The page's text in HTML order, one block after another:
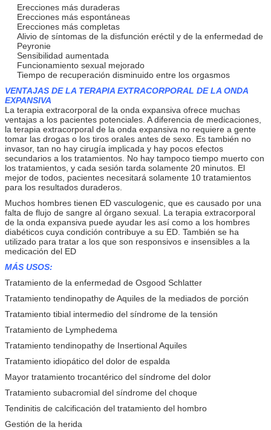
Deja un mensaje
¡Te llamaremos pronto!
Erecciones más duraderas
Erecciones más espontáneas
Erecciones más completas
Alivio de síntomas de la disfunción eréctil y de la enfermedad de
Peyronie
Sensibilidad aumentada
Funcionamiento sexual mejorado
Tiempo de recuperación disminuido entre los orgasmos
VENTAJAS DE LA TERAPIA EXTRACORPORAL DE LA ONDA
EXPANSIVA
La terapia extracorporal de la onda expansiva ofrece muchas
ventajas a los pacientes potenciales. A diferencia de medicaciones,
la terapia extracorporal de la onda expansiva no requiere a gente
tomar las drogas o los tiros orales antes de sexo. Es también no
invasor, tan no hay cirugía implicada y hay pocos efectos
secundarios a los tratamientos. No hay tampoco tiempo muerto con
los tratamientos, y cada sesión tarda solamente 20 minutos. El
mejor de todos, pacientes necesitará solamente 10 tratamientos
para los resultados duraderos.
Muchos hombres tienen ED vasculogenic, que es causado por una
falta de flujo de sangre al órgano sexual. La terapia extracorporal
de la onda expansiva puede ayudar les así como a los hombres
diabéticos cuya condición contribuye a su ED. También se ha
utilizado para tratar a los que son responsivos e insensibles a la
medicación del ED
MÁS USOS:
Tratamiento de la enfermedad de Osgood Schlatter
Tratamiento tendinopathy de Aquiles de la mediados de porción
Tratamiento tibial intermedio del síndrome de la tensión
Tratamiento de Lymphedema
Tratamiento tendinopathy de Insertional Aquiles
Tratamiento idiopático del dolor de espalda
Mayor tratamiento trocantérico del síndrome del dolor
Tratamiento subacromial del síndrome del choque
Tendinitis de calcificación del tratamiento del hombro
Gestión de la herida